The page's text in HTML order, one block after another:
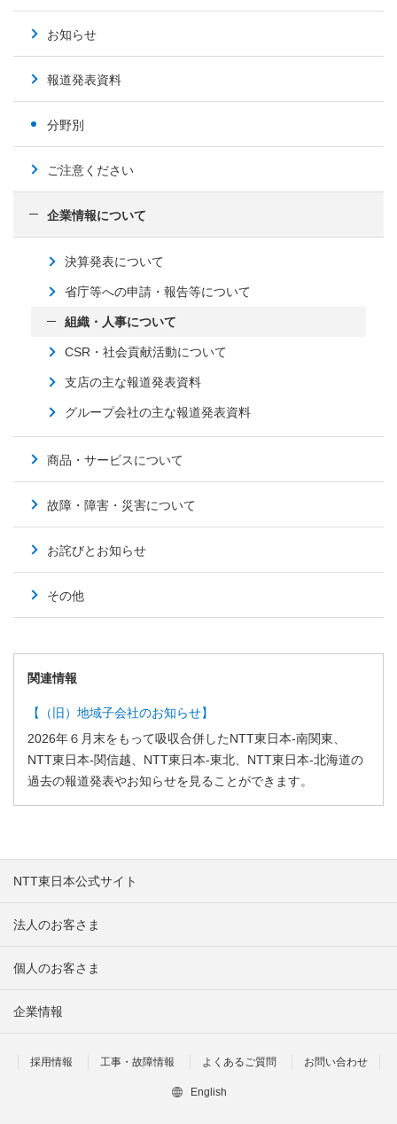
お知らせ
報道発表資料
分野別
ご注意ください
企業情報について
決算発表について
省庁等への申請・報告等について
組織・人事について
CSR・社会貢献活動について
支店の主な報道発表資料
グループ会社の主な報道発表資料
商品・サービスについて
故障・障害・災害について
お詫びとお知らせ
その他
関連情報
【（旧）地域子会社のお知らせ】
2026年６月末をもって吸収合併したNTT東日本-南関東、
NTT東日本-関信越、NTT東日本-東北、NTT東日本-北海道の
過去の報道発表やお知らせを見ることができます。
NTT東日本公式サイト
法人のお客さま
個人のお客さま
企業情報
採用情報 工事・故障情報 よくあるご質問 お問い合わせ
English